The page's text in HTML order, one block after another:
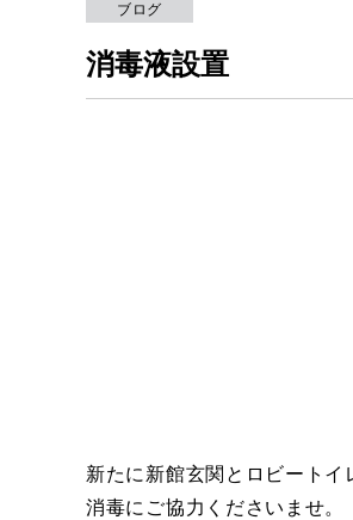
ブログ
消毒液設置
新たに新館玄関とロビートイ
消毒にご協力くださいませ。